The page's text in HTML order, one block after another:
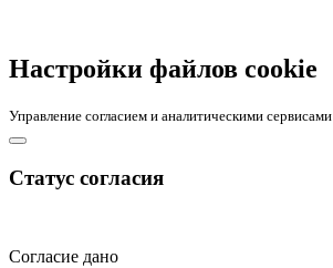
Настройки файлов cookie
Управление согласием и аналитическими сервисами
Статус согласия
Согласие дано